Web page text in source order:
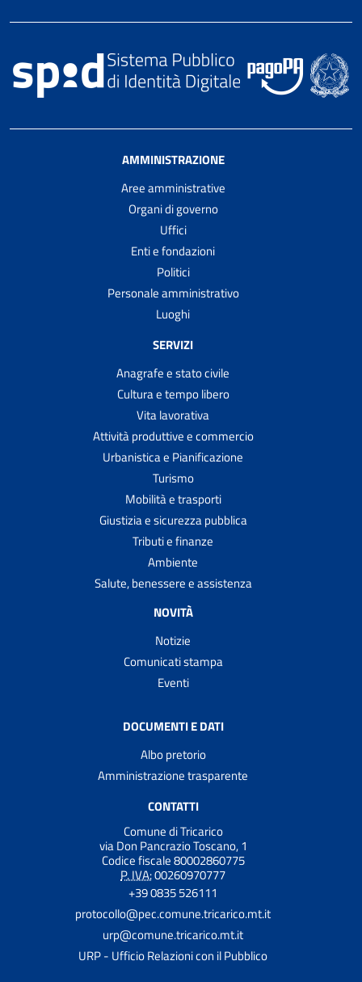
AMMINISTRAZIONE
Aree amministrative
Organi di governo
Uffici
Enti e fondazioni
Politici
Personale amministrativo
Luoghi
SERVIZI
Anagrafe e stato civile
Cultura e tempo libero
Vita lavorativa
Attività produttive e commercio
Urbanistica e Pianificazione
Turismo
Mobilità e trasporti
Giustizia e sicurezza pubblica
Tributi e finanze
Ambiente
Salute, benessere e assistenza
NOVITÀ
Notizie
Comunicati stampa
Eventi
DOCUMENTI E DATI
Albo pretorio
Amministrazione trasparente
CONTATTI
Comune di Tricarico
via Don Pancrazio Toscano, 1
Codice fiscale 80002860775
P. IVA:00260970777
+39 0835 526111
protocollo@pec.comune.tricarico.mt.it
urp@comune.tricarico.mt.it
URP - Ufficio Relazioni con il Pubblico